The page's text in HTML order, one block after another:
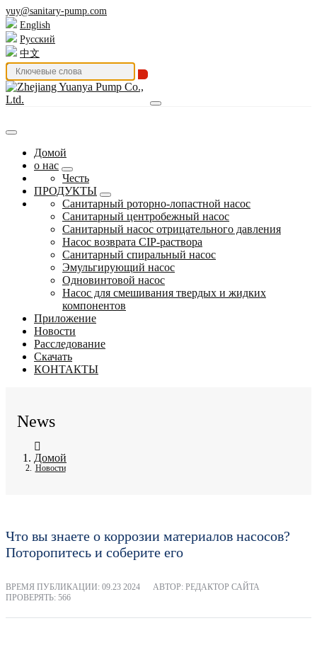
yuy@sanitary-pump.com
English
Русский
中文
Домой
о нас
Честь
ПРОДУКТЫ
Санитарный роторно-лопастной насос
Санитарный центробежный насос
Санитарный насос отрицательного давления
Насос возврата CIP-раствора
Санитарный спиральный насос
Эмульгирующий насос
Одновинтовой насос
Насос для смешивания твердых и жидких
компонентов
Приложение
Новости
Расследование
Скачать
КОНТАКТЫ
News
Домой
Новости
Что вы знаете о коррозии материалов насосов?
Поторопитесь и соберите его
ВРЕМЯ ПУБЛИКАЦИИ: 09.23 2024
АВТОР: РЕДАКТОР САЙТА
ПРОВЕРЯТЬ: 566